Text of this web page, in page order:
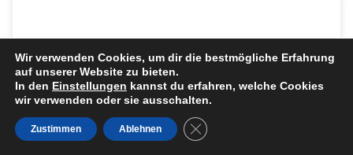
„Die Gefahr, die dieser Lockdown mit sich bringt – insbesondere
der erste mit Schul- und Kindergartenschliessung – ist neben den
[…]
Wir verwenden Cookies, um dir die bestmögliche Erfahrung
auf unserer Website zu bieten.
In den Einstellungen kannst du erfahren, welche Cookies
wir verwenden oder sie ausschalten.
Zustimmen Ablehnen GDPR Cookie-Banner schließen